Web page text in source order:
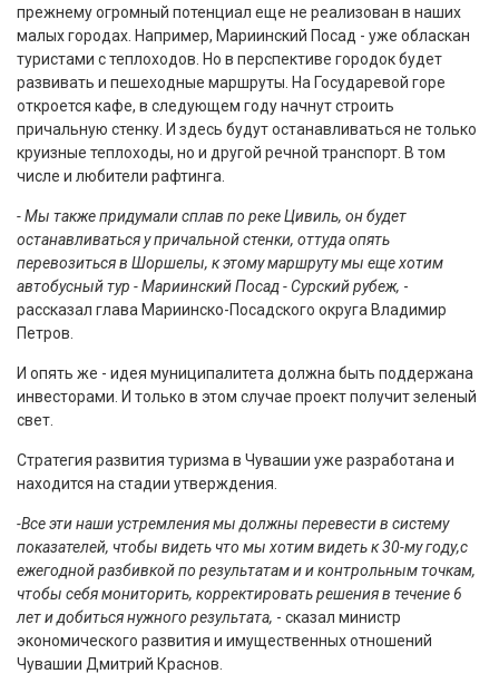
прежнему огромный потенциал еще не реализован в наших
малых городах. Например, Мариинский Посад - уже обласкан
туристами с теплоходов. Но в перспективе городок будет
развивать и пешеходные маршруты. На Государевой горе
откроется кафе, в следующем году начнут строить
причальную стенку. И здесь будут останавливаться не только
круизные теплоходы, но и другой речной транспорт. В том
числе и любители рафтинга.
- Мы также придумали сплав по реке Цивиль, он будет
останавливаться у причальной стенки, оттуда опять
перевозиться в Шоршелы, к этому маршруту мы еще хотим
автобусный тур - Мариинский Посад - Сурский рубеж, -
рассказал глава Мариинско-Посадского округа Владимир
Петров.
И опять же - идея муниципалитета должна быть поддержана
инвесторами. И только в этом случае проект получит зеленый
свет.
Стратегия развития туризма в Чувашии уже разработана и
находится на стадии утверждения.
-Все эти наши устремления мы должны перевести в систему
показателей, чтобы видеть что мы хотим видеть к 30-му году,с
ежегодной разбивкой по результатам и и контрольным точкам,
чтобы себя мониторить, корректировать решения в течение 6
лет и добиться нужного результата, - сказал министр
экономического развития и имущественных отношений
Чувашии Дмитрий Краснов.